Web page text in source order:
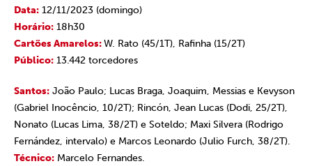
Data: 12/11/2023 (domingo)
Horário: 18h30
Cartões Amarelos:W. Rato (45/1T), Rafinha (15/2T)
Público: 13.442 torcedores
Santos: João Paulo; Lucas Braga, Joaquim, Messias e Kevyson
(Gabriel Inocêncio, 10/2T); Rincón, Jean Lucas (Dodi, 25/2T),
Nonato (Lucas Lima, 38/2T) e Soteldo; Maxi Silvera (Rodrigo
Fernández, intervalo) e Marcos Leonardo (Julio Furch, 38/2T).
Técnico: Marcelo Fernandes.